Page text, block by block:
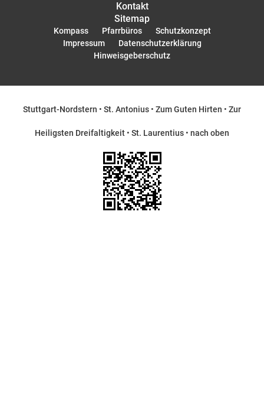
Kontakt
Sitemap
Kompass Pfarrbüros
Schutzkonzept
Impressum
Datenschutzerklärung
Hinweisgeberschutz
Stuttgart-Nordstern • St. Antonius • Zum Guten Hirten • Zur
Heiligsten Dreifaltigkeit • St. Laurentius • nach oben